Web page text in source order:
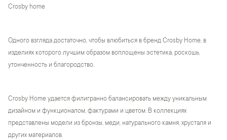
Crosby home
Одного взгляда достаточно, чтобы влюбиться в бренд Crosby Home, в
изделиях которого лучшим образом воплощены эстетика, роскошь,
утонченность и благородство.
Crosby Home удается филигранно балансировать между уникальным
дизайном и функционалом, фактурами и цветом. В коллекциях
представлены модели из бронзы, меди, натурального камня, хрусталя и
других материалов.